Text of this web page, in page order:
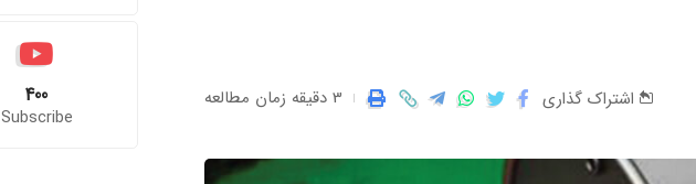
اشتراک گذاری 3 دقیقه زمان مطالعه 400
Subscribe